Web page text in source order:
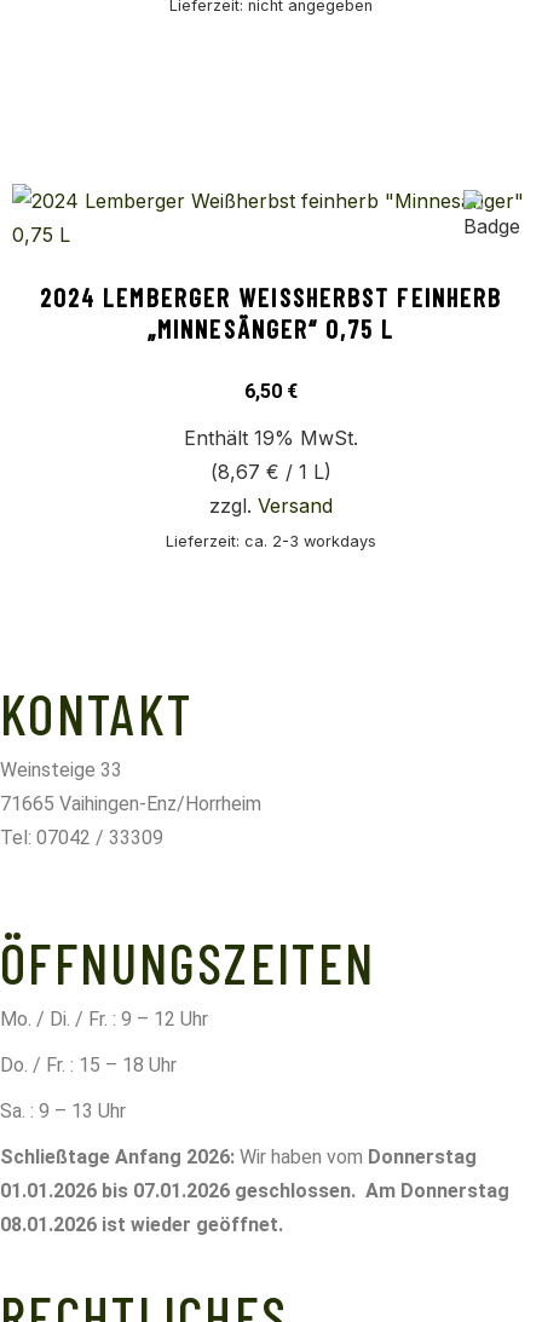
Lieferzeit: nicht angegeben
2024 LEMBERGER WEISSHERBST FEINHERB „
MINNESÄNGER“ 0,75 L
6,50 €
Enthält 19% MwSt.
(8,67 € / 1 L)
zzgl. Versand
Lieferzeit: ca. 2-3 workdays
KONTAKT
Weinsteige 33
71665 Vaihingen-Enz/Horrheim
Tel: 07042 / 33309
ÖFFNUNGSZEITEN
Mo. / Di. / Fr. : 9 – 12 Uhr
Do. / Fr. : 15 – 18 Uhr
Sa. : 9 – 13 Uhr
Schließtage Anfang 2026: Wir haben vom Donnerstag
01.01.2026 bis 07.01.2026 geschlossen. Am Donnerstag
08.01.2026 ist wieder geöffnet.